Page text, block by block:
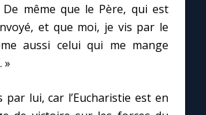
même que le Père, qui est
et que moi, je vis par le
aussi celui qui me mange
»
par lui, car l’Eucharistie est en